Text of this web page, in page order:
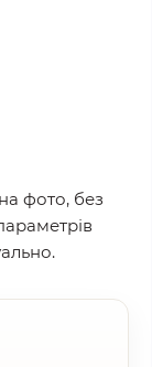
фото, без